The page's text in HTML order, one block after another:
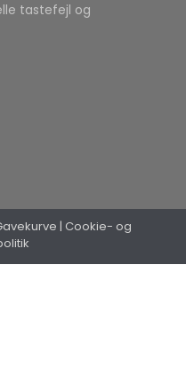
tastefejl og
| Cookie- og